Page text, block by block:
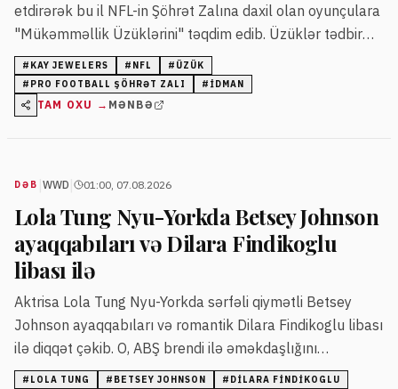
etdirərək bu il NFL-in Şöhrət Zalına daxil olan oyunçulara
"Mükəmməllik Üzüklərini" təqdim edib. Üzüklər tədbir
zamanı və oyunlarda oyunçulara təqdim olunur.
# KAY JEWELERS # NFL # ÜZÜK
# PRO FOOTBALL ŞÖHRƏT ZALI # IDMAN
TAM OXU → MƏNBƏ
DƏB WWD 01:00, 07.08.2026
Lola Tung Nyu-Yorkda Betsey Johnson
ayaqqabıları və Dilara Findikoglu
libası ilə
Aktrisa Lola Tung Nyu-Yorkda sərfəli qiymətli Betsey
Johnson ayaqqabıları və romantik Dilara Findikoglu libası
ilə diqqət çəkib. O, ABŞ brendi ilə əməkdaşlığını
genişləndirir.
# LOLA TUNG # BETSEY JOHNSON # DILARA FINDIKOGLU